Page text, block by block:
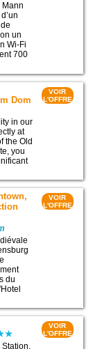
Mann
un
Wi-Fi
700
Dom
in our
at
the Old
you
VOIR
L'OFFRE
du
VOIR
L'OFFRE
VOIR
L'OFFRE